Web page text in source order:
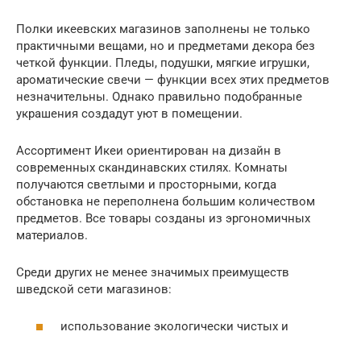
Полки икеевских магазинов заполнены не только
практичными вещами, но и предметами декора без
четкой функции. Пледы, подушки, мягкие игрушки,
ароматические свечи — функции всех этих предметов
незначительны. Однако правильно подобранные
украшения создадут уют в помещении.
Ассортимент Икеи ориентирован на дизайн в
современных скандинавских стилях. Комнаты
получаются светлыми и просторными, когда
обстановка не переполнена большим количеством
предметов. Все товары созданы из эргономичных
материалов.
Среди других не менее значимых преимуществ
шведской сети магазинов:
использование экологически чистых и